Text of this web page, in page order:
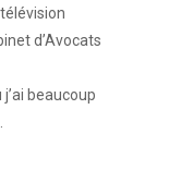
d’Avocats
beaucoup